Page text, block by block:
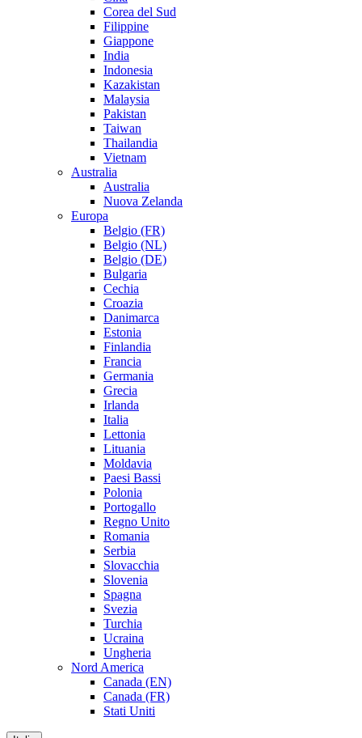
Corea del Sud
Filippine
Giappone
India
Indonesia
Kazakistan
Malaysia
Pakistan
Taiwan
Thailandia
Vietnam
Australia
Australia
Nuova Zelanda
Europa
Belgio (FR)
Belgio (NL)
Belgio (DE)
Bulgaria
Cechia
Croazia
Danimarca
Estonia
Finlandia
Francia
Germania
Grecia
Irlanda
Italia
Lettonia
Lituania
Moldavia
Paesi Bassi
Polonia
Portogallo
Regno Unito
Romania
Serbia
Slovacchia
Slovenia
Spagna
Svezia
Turchia
Ucraina
Ungheria
Nord America
Canada (EN)
Canada (FR)
Stati Uniti